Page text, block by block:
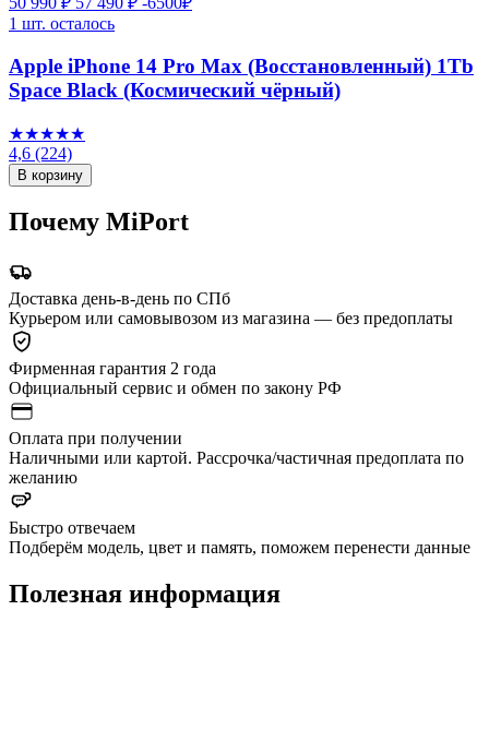
1 шт. осталось
Apple iPhone 14 Pro Max (Восстановленный) 1Tb
Space Black (Космический чёрный)
★★★★★
4,6 (224)
В корзину
Почему MiPort
Доставка день-в-день по СПб
Курьером или самовывозом из магазина — без предоплаты
Фирменная гарантия 2 года
Официальный сервис и обмен по закону РФ
Оплата при получении
Наличными или картой. Рассрочка/частичная предоплата по
желанию
Быстро отвечаем
Подберём модель, цвет и память, поможем перенести данные
Полезная информация